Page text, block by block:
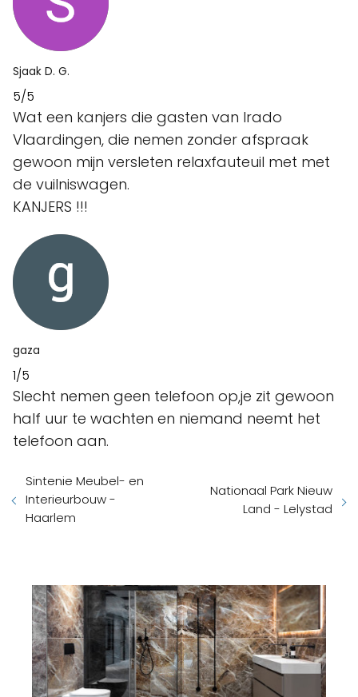
Sjaak D. G.
5/5
Wat een kanjers die gasten van Irado
Vlaardingen, die nemen zonder afspraak
gewoon mijn versleten relaxfauteuil met met
de vuilniswagen.
KANJERS !!!
gaza
1/5
Slecht nemen geen telefoon op,je zit gewoon
half uur te wachten en niemand neemt het
telefoon aan.
Sintenie Meubel- en
Interieurbouw -
Haarlem
Nationaal Park Nieuw
Land - Lelystad